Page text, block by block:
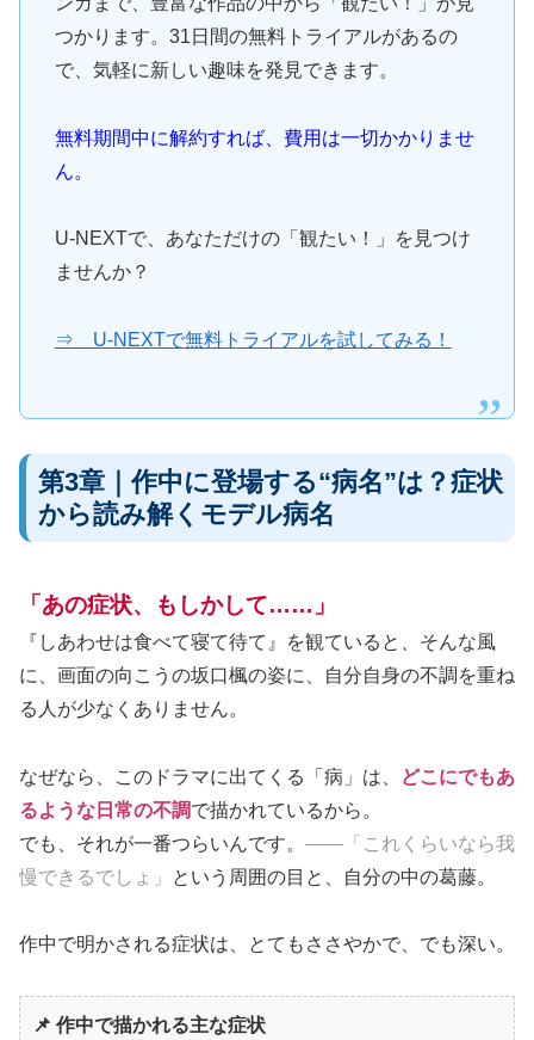
つかります。31日間の無料トライアルがあるの
で、気軽に新しい趣味を発見できます。
無料期間中に解約すれば、費用は一切かかりませ
ん。
U-NEXTで、あなただけの「観たい！」を見つけ
ませんか？
⇒ U-NEXTで無料トライアルを試してみる！
第3章｜作中に登場する“病名”は？症状
から読み解くモデル病名
「あの症状、もしかして……」
『しあわせは食べて寝て待て』を観ていると、そんな風
に、画面の向こうの坂口楓の姿に、自分自身の不調を重ね
る人が少なくありません。
なぜなら、このドラマに出てくる「病」は、
どこにでもあ
るような日常の不調で描かれているから。
でも、それが一番つらいんです。 ——「これくらいなら我
慢できるでしょ」
という周囲の目と、自分の中の葛藤。
作中で明かされる症状は、とてもささやかで、でも深い。
📌 作中で描かれる主な症状